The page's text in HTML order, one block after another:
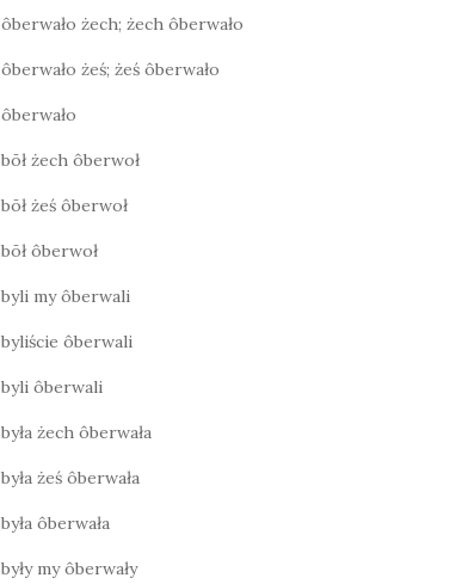
ôberwało żech; żech ôberwało
ôberwało żeś; żeś ôberwało
ôberwało
bōł żech ôberwoł
bōł żeś ôberwoł
bōł ôberwoł
byli my ôberwali
byliście ôberwali
byli ôberwali
była żech ôberwała
była żeś ôberwała
była ôberwała
były my ôberwały